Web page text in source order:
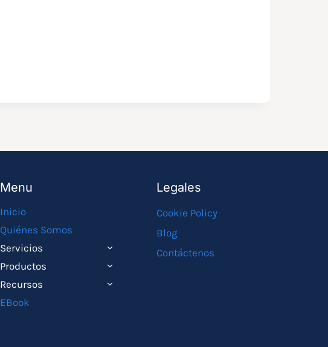
Menu
Inicio
Quiénes Somos
Servicios
ALTERNAR
HIJO
Productos
ALTERNAR
HIJO
Recursos
ALTERNAR
EBook
Legales
Cookie Policy
Blog
Contáctenos